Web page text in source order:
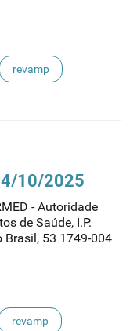
revamp
10/2025
- Autoridade
de Saúde, I.P.
Brasil, 53 1749-004
revamp